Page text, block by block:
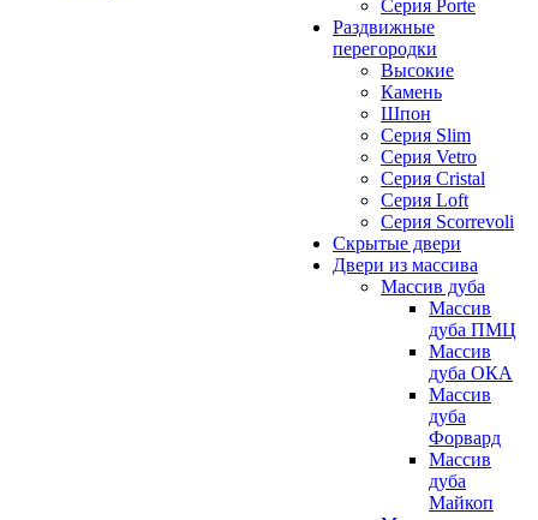
Серия Porte
Раздвижные
перегородки
Высокие
Камень
Шпон
Серия Slim
Серия Vetro
Серия Cristal
Серия Loft
Серия Scorrevoli
Скрытые двери
Двери из массива
Массив дуба
Массив
дуба ПМЦ
Массив
дуба ОКА
Массив
дуба
Форвард
Массив
дуба
Майкоп